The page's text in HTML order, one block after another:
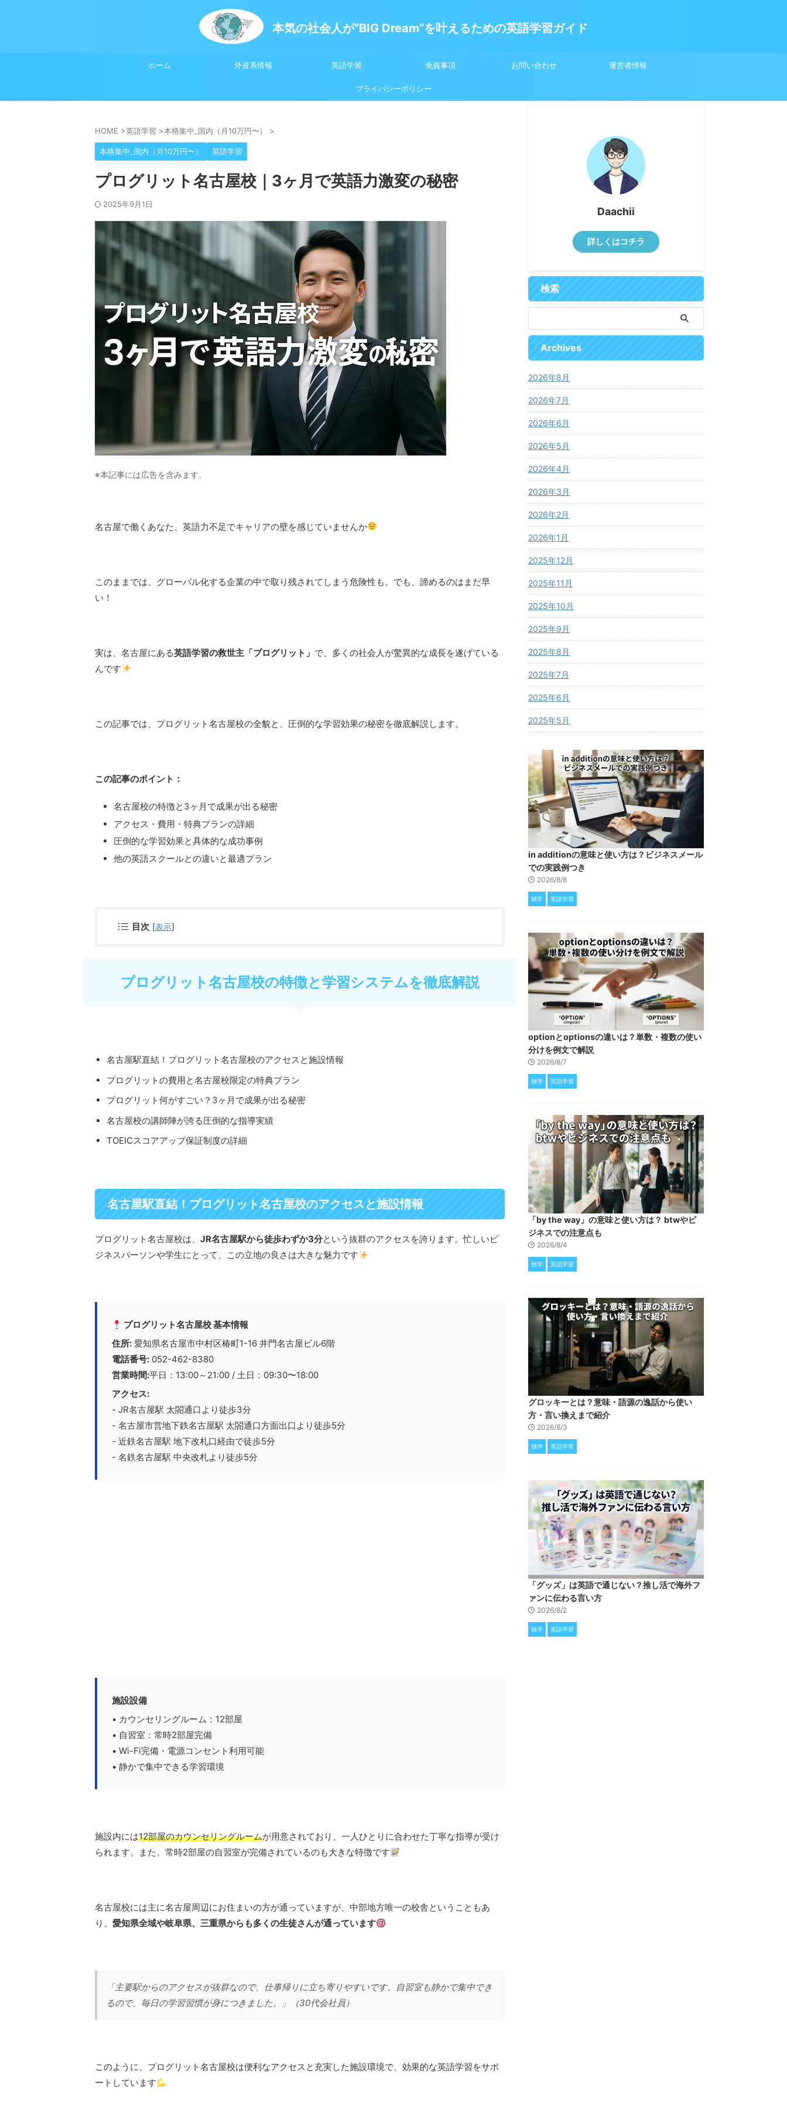
本気の社会人が“BIG Dream”を叶えるための英語学習ガイド
ホーム 外資系情報 英語学習 免責事項 お問い合わせ 運営者情報
プライバシーポリシー
HOME >英語学習 >本格集中_国内（月10万円〜） >
本格集中_国内（月10万円〜） 英語学習
プログリット名古屋校｜3ヶ月で英語力激変の秘密
2025年9月1日
※本記事には広告を含みます。
名古屋で働くあなた、英語力不足でキャリアの壁を感じていませんか
このままでは、グローバル化する企業の中で取り残されてしまう危険性も。でも、諦めるのはまだ早
い！
実は、名古屋にある英語学習の救世主「プログリット」 で、多くの社会人が驚異的な成長を遂げている
んです
この記事では、プログリット名古屋校の全貌と、圧倒的な学習効果の秘密を徹底解説します。
この記事のポイント：
名古屋校の特徴と3ヶ月で成果が出る秘密
アクセス・費用・特典プランの詳細
圧倒的な学習効果と具体的な成功事例
他の英語スクールとの違いと最適プラン
目次 [表示]
プログリット名古屋校の特徴と学習システムを徹底解説
名古屋駅直結！プログリット名古屋校のアクセスと施設情報
プログリットの費用と名古屋校限定の特典プラン
プログリット何がすごい？3ヶ月で成果が出る秘密
名古屋校の講師陣が誇る圧倒的な指導実績
TOEICスコアアップ保証制度の詳細
名古屋駅直結！プログリット名古屋校のアクセスと施設情報
プログリット名古屋校は、 JR名古屋駅から徒歩わずか3分という抜群のアクセスを誇ります。忙しいビ
ジネスパーソンや学生にとって、この立地の良さは大きな魅力です
プログリット名古屋校 基本情報
住所: 愛知県名古屋市中村区椿町1-16 井門名古屋ビル6階
電話番号: 052-462-8380
営業時間:平日：13:00～21:00 / 土日：09:30〜18:00
アクセス:
- JR名古屋駅 太閤通口より徒歩3分
- 名古屋市営地下鉄名古屋駅 太閤通口方面出口より徒歩5分
- 近鉄名古屋駅 地下改札口経由で徒歩5分
- 名鉄名古屋駅 中央改札より徒歩5分
施設設備
• カウンセリングルーム：12部屋
• 自習室：常時2部屋完備
• Wi-Fi完備・電源コンセント利用可能
• 静かで集中できる学習環境
施設内には12部屋のカウンセリングルームが用意されており、一人ひとりに合わせた丁寧な指導が受け
られます。また、常時2部屋の自習室が完備されているのも大きな特徴です
名古屋校には主に名古屋周辺にお住まいの方が通っていますが、中部地方唯一の校舎ということもあ
り、 愛知県全域や岐阜県、三重県からも多くの生徒さんが通っています
「主要駅からのアクセスが抜群なので、仕事帰りに立ち寄りやすいです。自習室も静かで集中でき
るので、毎日の学習習慣が身につきました。」（30代会社員）
このように、プログリット名古屋校は便利なアクセスと充実した施設環境で、効果的な英語学習をサポ
ートしています
Daachii
詳しくはコチラ
検索
Archives
2026年8月
2026年7月
2026年6月
2026年5月
2026年4月
2026年3月
2026年2月
2026年1月
2025年12月
2025年11月
2025年10月
2025年9月
2025年8月
2025年7月
2025年6月
2025年5月
in additionの意味と使い方は？ビジネスメール
での実践例つき
2026/8/8
独学 英語学習
optionとoptionsの違いは？単数・複数の使い
分けを例文で解説
2026/8/7
独学 英語学習
「by the way」の意味と使い方は？ btwやビ
ジネスでの注意点も
2026/8/4
独学 英語学習
グロッキーとは？意味・語源の逸話から使い
方・言い換えまで紹介
2026/8/3
独学 英語学習
「グッズ」は英語で通じない？推し活で海外フ
ァンに伝わる言い方
2026/8/2
独学 英語学習